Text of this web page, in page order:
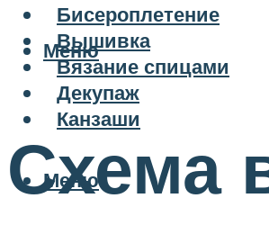
Бисероплетение
Вышивка
Вязание спицами
Декупаж
Канзаши
Меню
Меню
Схема